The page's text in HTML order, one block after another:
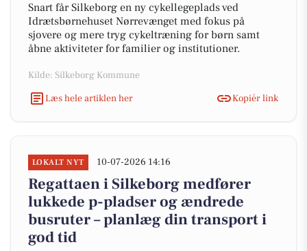
Snart får Silkeborg en ny cykellegeplads ved
Idrætsbørnehuset Nørrevænget med fokus på
sjovere og mere tryg cykeltræning for børn samt
åbne aktiviteter for familier og institutioner.
Kilde: Silkeborg Kommune
Læs hele artiklen her
Kopiér link
LOKALT NYT 10-07-2026 14:16
Regattaen i Silkeborg medfører
lukkede p-pladser og ændrede
busruter – planlæg din transport i
god tid